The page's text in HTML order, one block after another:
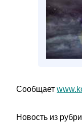
Сообщает
Новость из